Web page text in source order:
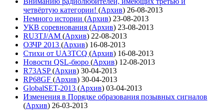
четвёртую категории! (Архив) 26-08-2013
Немного истории (Архив) 23-08-2013
УКВ соревнования (Архив) 23-08-2013
RU3TJ/AM (Архив) 22-08-2013
ОЗЧР 2013 (Архив) 16-08-2013
Стихи от UA3TCQ (Архив) 16-08-2013
Новости QSL-бюро (Архив) 12-08-2013
R73ASP(Архив) 30-04-2013
RP68GF (Архив) 30-04-2013
GlobalSET-2013 (Архив) 03-04-2013
Изменения в Порядке образования позывных сигналов
(Архив) 26-03-2013